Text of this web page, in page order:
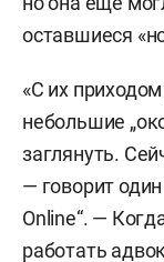
оставшиеся
«С их
небольшие
заглянуть.
— говорит
Online“. —
работать